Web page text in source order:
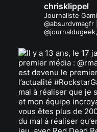
chrisklippel
Journaliste
@absurdvmagfr